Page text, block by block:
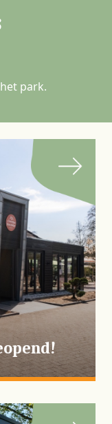
park.